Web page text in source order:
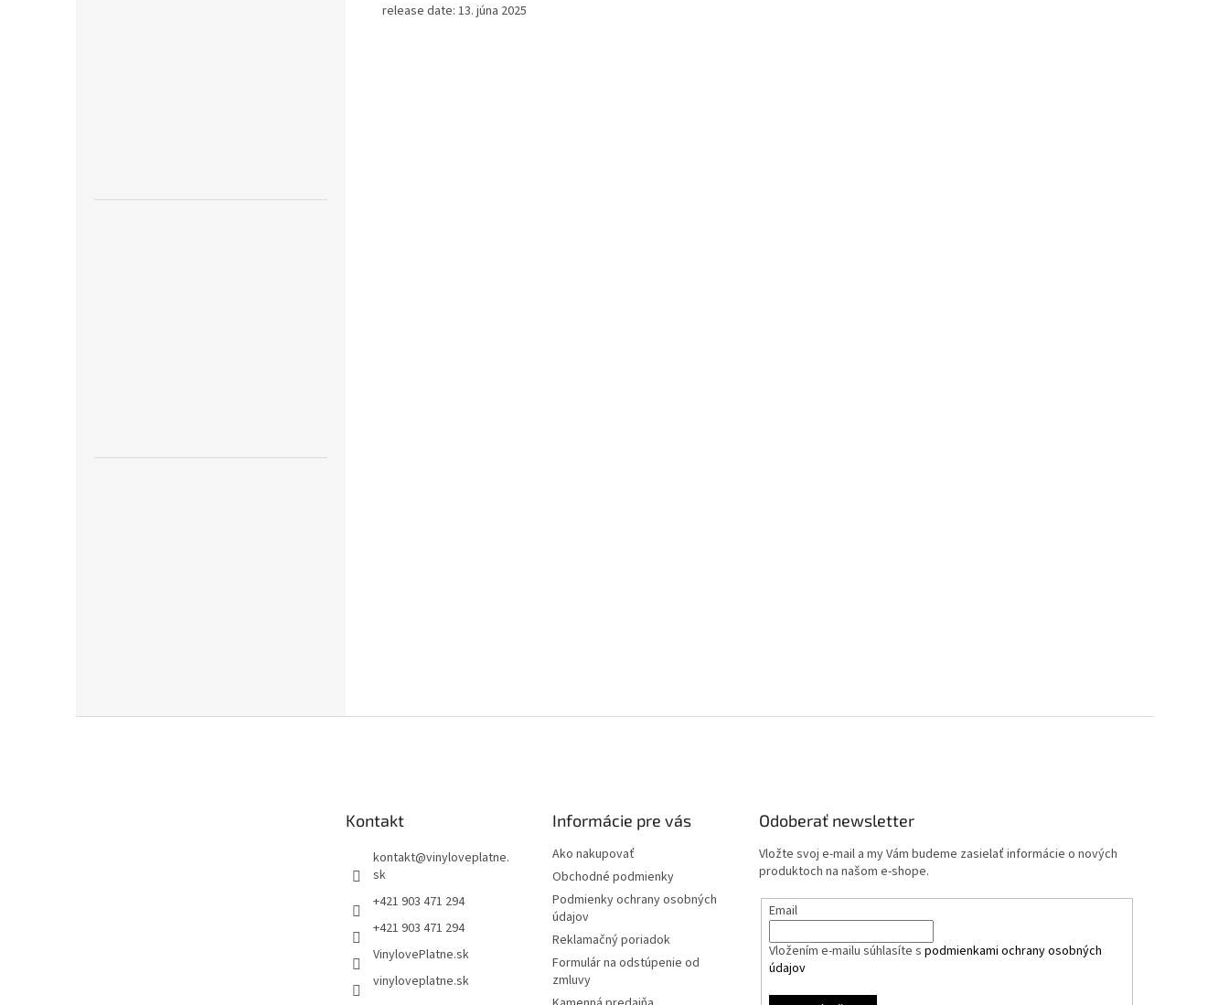
release date: 13. júna 2025
Kontakt
kontakt@vinyloveplatne.
sk
+421 903 471 294
+421 903 471 294
VinylovePlatne.sk
vinyloveplatne.sk
Informácie pre vás
Ako nakupovať
Obchodné podmienky
Podmienky ochrany osobných
údajov
Reklamačný poriadok
Formulár na odstúpenie od
zmluvy
Odoberať newsletter
Vložte svoj e-mail a my Vám budeme zasielať informácie o nových
produktoch na našom e-shope.
Email
Vložením e-mailu súhlasíte spodmienkami ochrany osobných
údajov